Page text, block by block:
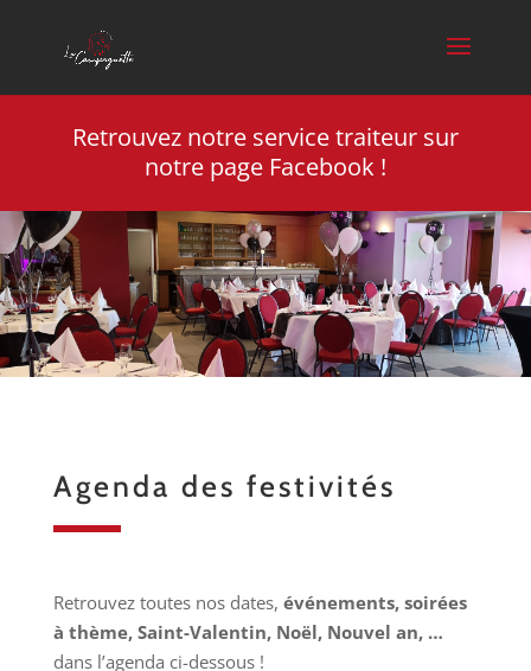
Retrouvez notre service traiteur sur
notre page Facebook !
Agenda des festivités
Retrouvez toutes nos dates, événements, soirées
à thème, Saint-Valentin, Noël, Nouvel an, …
dans l’agenda ci-dessous !